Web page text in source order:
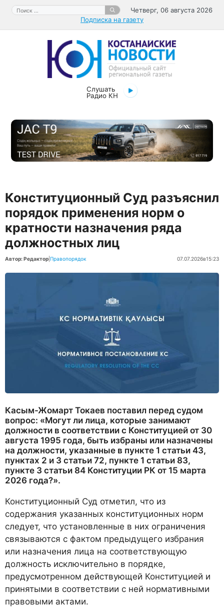
Перейти
содержимому
Поиск:
Четверг, 06 августа 2026
Подписка на газету
Слушать
Радио КН
Конституционный Суд разъяснил
порядок применения норм о
кратности назначения ряда
должностных лиц
Автор: Редактор Правопорядок 07.07.2026в15:23
Касым-Жомарт Токаев поставил перед судом
вопрос: «Могут ли лица, которые занимают
должности в соответствии с Конституцией от 30
августа 1995 года, быть избраны или назначены
на должности, указанные в пункте 1 статьи 43,
пунктах 2 и 3 статьи 72, пункте 1 статьи 83,
пункте 3 статьи 84 Конституции РК от 15 марта
2026 года?».
Конституционный Суд отметил, что из
содержания указанных конституционных норм
следует, что установленные в них ограничения
связываются с фактом предыдущего избрания
или назначения лица на соответствующую
должность исключительно в порядке,
предусмотренном действующей Конституцией и
принятыми в соответствии с ней нормативными
правовыми актами.